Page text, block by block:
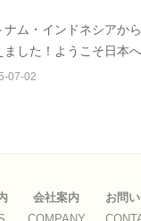
ナム・インドネシアか
ました！ようこそ日本へ
07-02
会社案内
お問